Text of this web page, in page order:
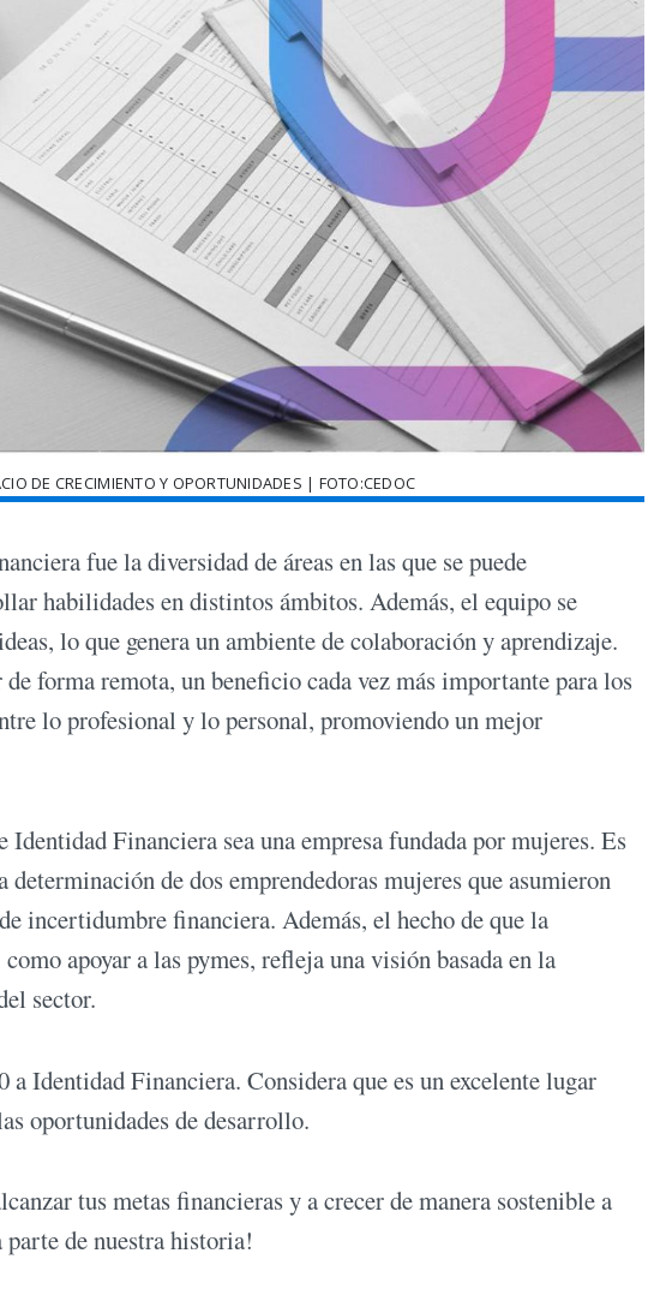
DE CRECIMIENTO Y OPORTUNIDADES | FOTO:CEDOC
fue la diversidad de áreas en las que se puede
habilidades en distintos ámbitos. Además, el equipo se
lo que genera un ambiente de colaboración y aprendizaje.
forma remota, un beneficio cada vez más importante para los
lo profesional y lo personal, promoviendo un mejor
Financiera sea una empresa fundada por mujeres. Es
de dos emprendedoras mujeres que asumieron
incertidumbre financiera. Además, el hecho de que la
apoyar a las pymes, refleja una visión basada en la
sector.
Identidad Financiera. Considera que es un excelente lugar
oportunidades de desarrollo.
tus metas financieras y a crecer de manera sostenible a
de nuestra historia!